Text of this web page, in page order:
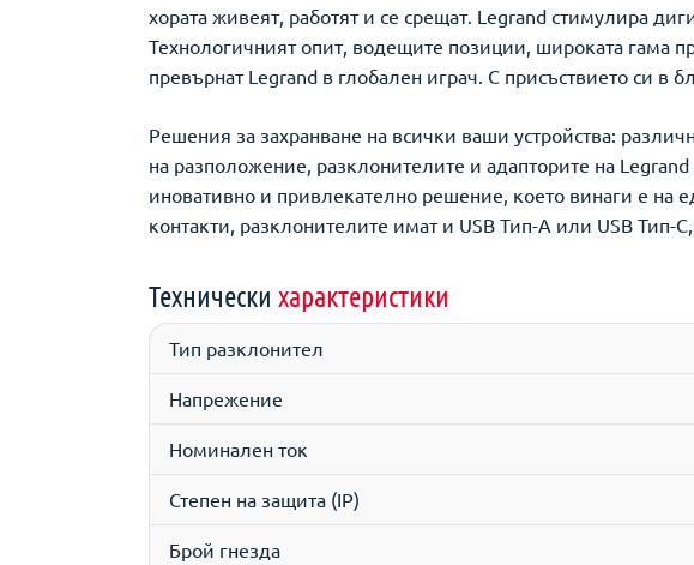
хората живеят, работят и се срещат. Legrand стимулира
Технологичният опит, водещите позиции, широката гама
превърнат Legrand в глобален играч. С присъствието си в
Решения за захранване на всички ваши устройства:
на разположение, разклонителите и адапторите на
иновативно и привлекателно решение, което винаги е
контакти, разклонителите имат и USB Тип-A или USB Тип-
Технически характеристики
Тип разклонител
Напрежение
Номинален ток
Степен на защита (IP)
Брой гнезда